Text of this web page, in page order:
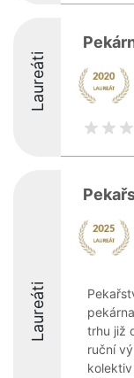
Laureáti
Laureáti
trhu již
ruční